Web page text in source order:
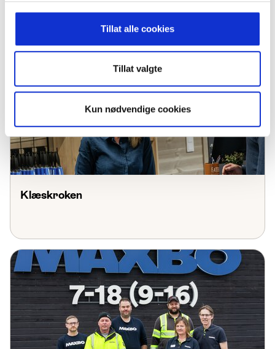
Tillat alle cookies
Tillat valgte
Kun nødvendige cookies
Joker Jordet
Klæskroken